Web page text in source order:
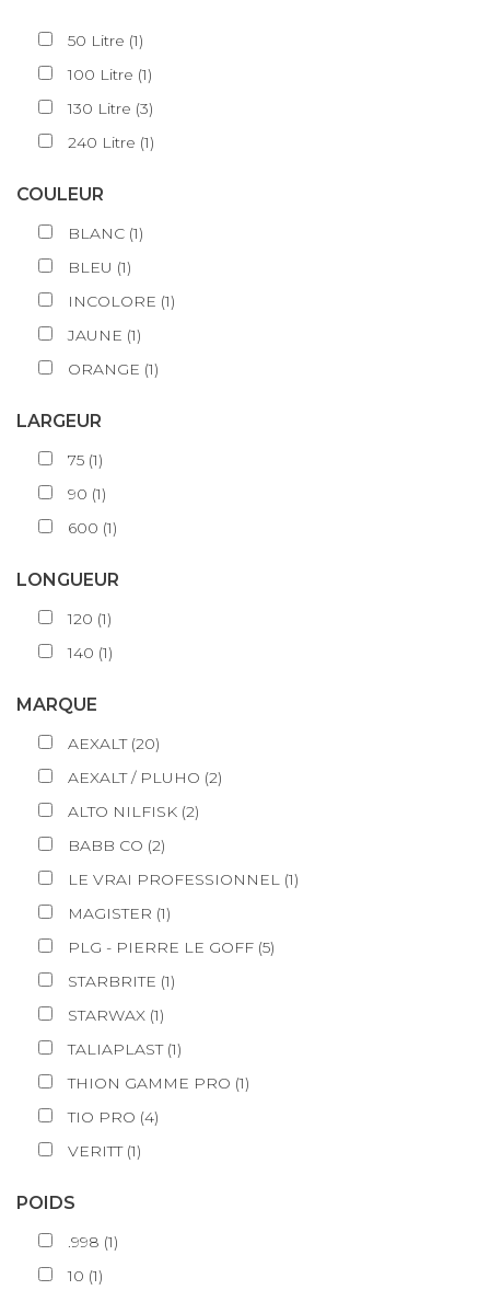
50 Litre (1)
100 Litre (1)
130 Litre (3)
240 Litre (1)
COULEUR
BLANC (1)
BLEU (1)
INCOLORE (1)
JAUNE (1)
ORANGE (1)
LARGEUR
75 (1)
90 (1)
600 (1)
LONGUEUR
120 (1)
140 (1)
MARQUE
AEXALT (20)
AEXALT / PLUHO (2)
ALTO NILFISK (2)
BABB CO (2)
LE VRAI PROFESSIONNEL (1)
MAGISTER (1)
PLG - PIERRE LE GOFF (5)
STARBRITE (1)
STARWAX (1)
TALIAPLAST (1)
THION GAMME PRO (1)
TIO PRO (4)
VERITT (1)
POIDS
.998 (1)
10 (1)